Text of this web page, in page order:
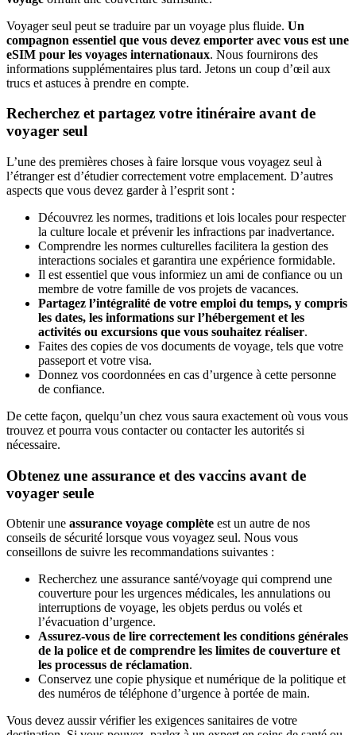
Voyager seul peut se traduire par un voyage plus fluide. Un
compagnon essentiel que vous devez emporter avec vous est une
eSIM pour les voyages internationaux. Nous fournirons des
informations supplémentaires plus tard. Jetons un coup d’œil aux
trucs et astuces à prendre en compte.
Recherchez et partagez votre itinéraire avant de
voyager seul
L’une des premières choses à faire lorsque vous voyagez seul à
l’étranger est d’étudier correctement votre emplacement. D’autres
aspects que vous devez garder à l’esprit sont :
Découvrez les normes, traditions et lois locales pour respecter
la culture locale et prévenir les infractions par inadvertance.
Comprendre les normes culturelles facilitera la gestion des
interactions sociales et garantira une expérience formidable.
Il est essentiel que vous informiez un ami de confiance ou un
membre de votre famille de vos projets de vacances.
Partagez l’intégralité de votre emploi du temps, y compris
les dates, les informations sur l’hébergement et les
activités ou excursions que vous souhaitez réaliser.
Faites des copies de vos documents de voyage, tels que votre
passeport et votre visa.
Donnez vos coordonnées en cas d’urgence à cette personne
de confiance.
De cette façon, quelqu’un chez vous saura exactement où vous vous
trouvez et pourra vous contacter ou contacter les autorités si
nécessaire.
Obtenez une assurance et des vaccins avant de
voyager seule
Obtenir une assurance voyage complète est un autre de nos
conseils de sécurité lorsque vous voyagez seul. Nous vous
conseillons de suivre les recommandations suivantes :
Recherchez une assurance santé/voyage qui comprend une
couverture pour les urgences médicales, les annulations ou
interruptions de voyage, les objets perdus ou volés et
l’évacuation d’urgence.
Assurez-vous de lire correctement les conditions générales
de la police et de comprendre les limites de couverture et
les processus de réclamation.
Conservez une copie physique et numérique de la politique et
des numéros de téléphone d’urgence à portée de main.
Vous devez aussir vérifier les exigences sanitaires de votre